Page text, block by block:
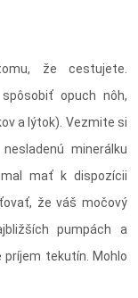
že cestujete.
opuch nôh,
a lýtok). Vezmite si
minerálku
mať k dispozícii
že váš močový
pumpách a
tekutín. Mohlo